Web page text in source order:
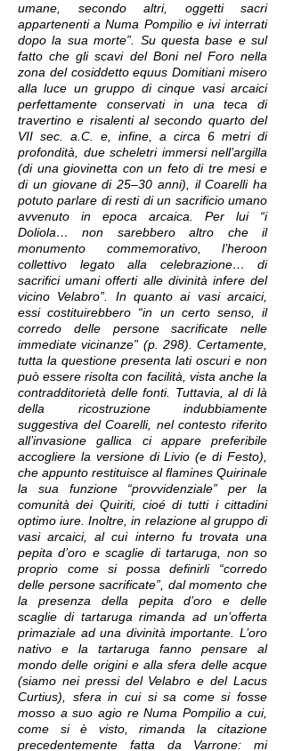
umane, secondo altri, oggetti sacri
appartenenti a Numa Pompilio e ivi interrati
dopo la sua morte”. Su questa base e sul
fatto che gli scavi del Boni nel Foro nella
zona del cosiddetto equus Domitiani misero
alla luce un gruppo di cinque vasi arcaici
perfettamente conservati in una teca di
travertino e risalenti al secondo quarto del
VII sec. a.C. e, infine, a circa 6 metri di
profondità, due scheletri immersi nell’argilla
(di una giovinetta con un feto di tre mesi e
di un giovane di 25–30 anni), il Coarelli ha
potuto parlare di resti di un sacrificio umano
avvenuto in epoca arcaica. Per lui “i
Doliola… non sarebbero altro che il
monumento commemorativo, l’heroon
collettivo legato alla celebrazione… di
sacrifici umani offerti alle divinità infere del
vicino Velabro”. In quanto ai vasi arcaici,
essi costituirebbero “in un certo senso, il
corredo delle persone sacrificate nelle
immediate vicinanze” (p. 298). Certamente,
tutta la questione presenta lati oscuri e non
può essere risolta con facilità, vista anche la
contradditorietà delle fonti. Tuttavia, al di là
della ricostruzione indubbiamente
suggestiva del Coarelli, nel contesto riferito
all’invasione gallica ci appare preferibile
accogliere la versione di Livio (e di Festo),
che appunto restituisce al flamines Quirinale
la sua funzione “provvidenziale” per la
comunità dei Quiriti, cioé di tutti i cittadini
optimo iure. Inoltre, in relazione al gruppo di
vasi arcaici, al cui interno fu trovata una
pepita d’oro e scaglie di tartaruga, non so
proprio come si possa definirli “corredo
delle persone sacrificate”, dal momento che
la presenza della pepita d’oro e delle
scaglie di tartaruga rimanda ad un’offerta
primaziale ad una divinità importante. L’oro
nativo e la tartaruga fanno pensare al
mondo delle origini e alla sfera delle acque
(siamo nei pressi del Velabro e del Lacus
Curtius), sfera in cui si sa come si fosse
mosso a suo agio re Numa Pompilio a cui,
come si è visto, rimanda la citazione
precedentemente fatta da Varrone: mi